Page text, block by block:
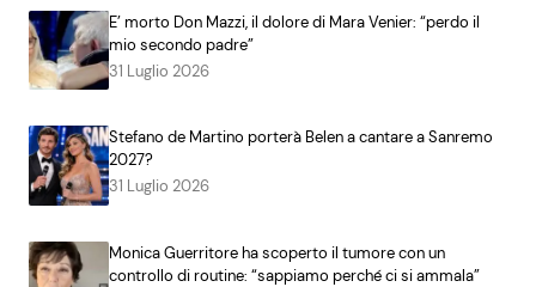
E’ morto Don Mazzi, il dolore di Mara Venier: “perdo il
mio secondo padre”
31 Luglio 2026
Stefano de Martino porterà Belen a cantare a Sanremo
2027?
31 Luglio 2026
Monica Guerritore ha scoperto il tumore con un
controllo di routine: “sappiamo perché ci si ammala”